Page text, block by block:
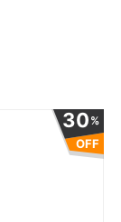
30%
OFF